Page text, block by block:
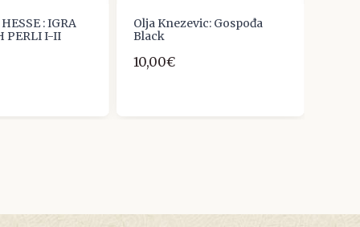
: IGRA
PERLI I-II
Olja Knezevic: Gospođa
Black
10,00€